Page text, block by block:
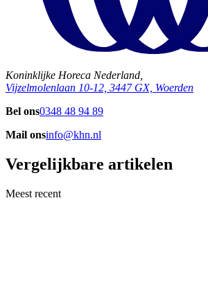
Koninklijke Horeca Nederland,
Vijzelmolenlaan 10-12, 3447 GX, Woerden
Bel ons0348 48 94 89
Mail onsinfo@khn.nl
Vergelijkbare artikelen
Meest recent